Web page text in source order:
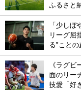
ふるさと
「少し
リーグ屈
る”ことの
《ラグ
面のリー
技愛「好